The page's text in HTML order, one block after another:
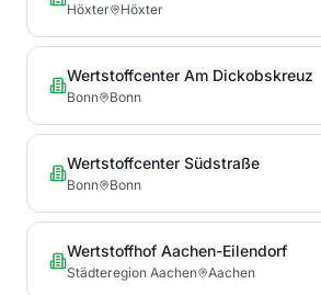
Höxter Höxter
Wertstoffcenter Am Dickobskreuz
Bonn Bonn
Wertstoffcenter Südstraße
Bonn Bonn
Wertstoffhof Aachen-Eilendorf
Städteregion Aachen Aachen